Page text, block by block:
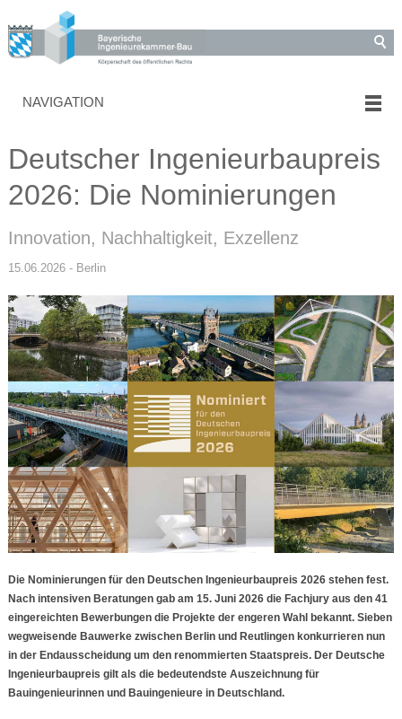
NAVIGATION
Deutscher Ingenieurbaupreis
2026: Die Nominierungen
Innovation, Nachhaltigkeit, Exzellenz
15.06.2026 - Berlin
Die Nominierungen für den Deutschen Ingenieurbaupreis 2026 stehen fest.
Nach intensiven Beratungen gab am 15. Juni 2026 die Fachjury aus den 41
eingereichten Bewerbungen die Projekte der engeren Wahl bekannt. Sieben
wegweisende Bauwerke zwischen Berlin und Reutlingen konkurrieren nun
in der Endausscheidung um den renommierten Staatspreis. Der Deutsche
Ingenieurbaupreis gilt als die bedeutendste Auszeichnung für
Bauingenieurinnen und Bauingenieure in Deutschland.